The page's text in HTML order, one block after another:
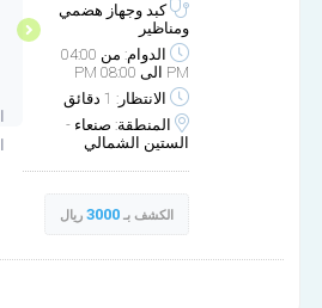
كبد وجهاز هضمي
ومناظير
الدوام: من 04:00
PM الى 08:00 PM
الانتظار: 1 دقائق
المنطقة: صنعاء -
الستين الشمالي
الكشف بـ3000 ريال
مساء